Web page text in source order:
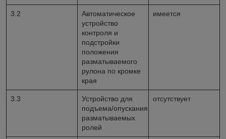
3.2
Автоматическое
устройство
контроля и
подстройки
положения
разматываемого
рулона по кромке
края
имеется
3.3
Устройство для
подъема/опускания
разматываемых
ролей
отсутствует